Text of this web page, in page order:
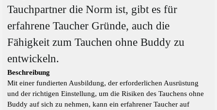
Tauchpartner die Norm ist, gibt es für
erfahrene Taucher Gründe, auch die
Fähigkeit zum Tauchen ohne Buddy zu
entwickeln.
Beschreibung
Mit einer fundierten Ausbildung, der erforderlichen Ausrüstung
und der richtigen Einstellung, um die Risiken des Tauchens ohne
Buddy auf sich zu nehmen, kann ein erfahrener Taucher auf